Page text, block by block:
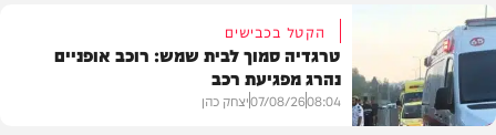
וידאו
הקטל בכבישים
טרגדיה סמוך לבית שמש: רוכב אופניים
נהרג מפגיעת רכב
08:04
07/08/26יצחק כהן